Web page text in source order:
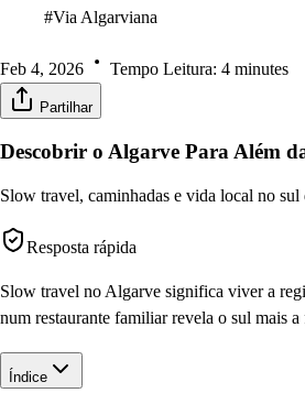
#Via Algarviana
Feb 4, 2026 Tempo Leitura: 4 minutes
Partilhar
Descobrir o Algarve Para Além
Slow travel, caminhadas e vida local no sul
Resposta rápida
Slow travel no Algarve significa viver a
num restaurante familiar revela o sul mais a
Índice